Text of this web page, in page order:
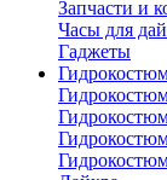
Запчасти и
Часы для
Гаджеты